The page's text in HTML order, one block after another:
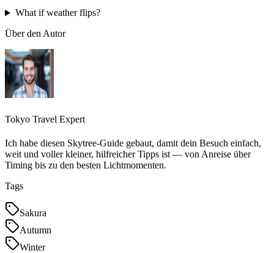
What if weather flips?
Über den Autor
Tokyo Travel Expert
Ich habe diesen Skytree‑Guide gebaut, damit dein Besuch einfach,
weit und voller kleiner, hilfreicher Tipps ist — von Anreise über
Timing bis zu den besten Lichtmomenten.
Tags
Sakura
Autumn
Winter